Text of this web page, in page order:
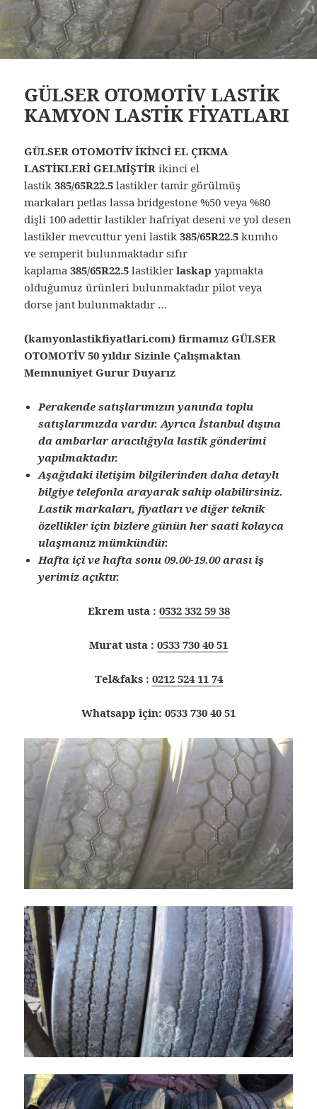
GÜLSER OTOMOTİV LASTİK
KAMYON LASTİK FİYATLARI
GÜLSER OTOMOTİV İKİNCİ EL ÇIKMA
LASTİKLERİ GELMİŞTİRikinci el
lastik385/65R22.5lastikler tamir görülmüş
markaları petlas lassa bridgestone %50 veya %80
dişli 100 adettir lastikler hafriyat deseni ve yol desen
lastikler mevcuttur yeni lastik385/65R22.5kumho
ve semperit bulunmaktadır sıfır
kaplama385/65R22.5lastiklerlaskap yapmakta
olduğumuz ürünleri bulunmaktadır pilot veya
dorse jant bulunmaktadır …
(kamyonlastikfiyatlari.com) firmamız GÜLSER
OTOMOTİV 50 yıldır Sizinle Çalışmaktan
Memnuniyet Gurur Duyarız
Perakende satışlarımızın yanında toplu
satışlarımızda vardır. Ayrıca İstanbul dışına
da ambarlar aracılığıyla lastik gönderimi
yapılmaktadır.
Aşağıdaki iletişim bilgilerinden daha detaylı
bilgiye telefonla arayarak sahip olabilirsiniz.
Lastik markaları, fiyatları ve diğer teknik
özellikler için bizlere günün her saati kolayca
ulaşmanız mümkündür.
Hafta içi ve hafta sonu 09.00-19.00 arası iş
yerimiz açıktır.
Ekrem usta : 0532 332 59 38
Murat usta : 0533 730 40 51
Tel&faks : 0212 524 11 74
Whatsapp için: 0533 730 40 51